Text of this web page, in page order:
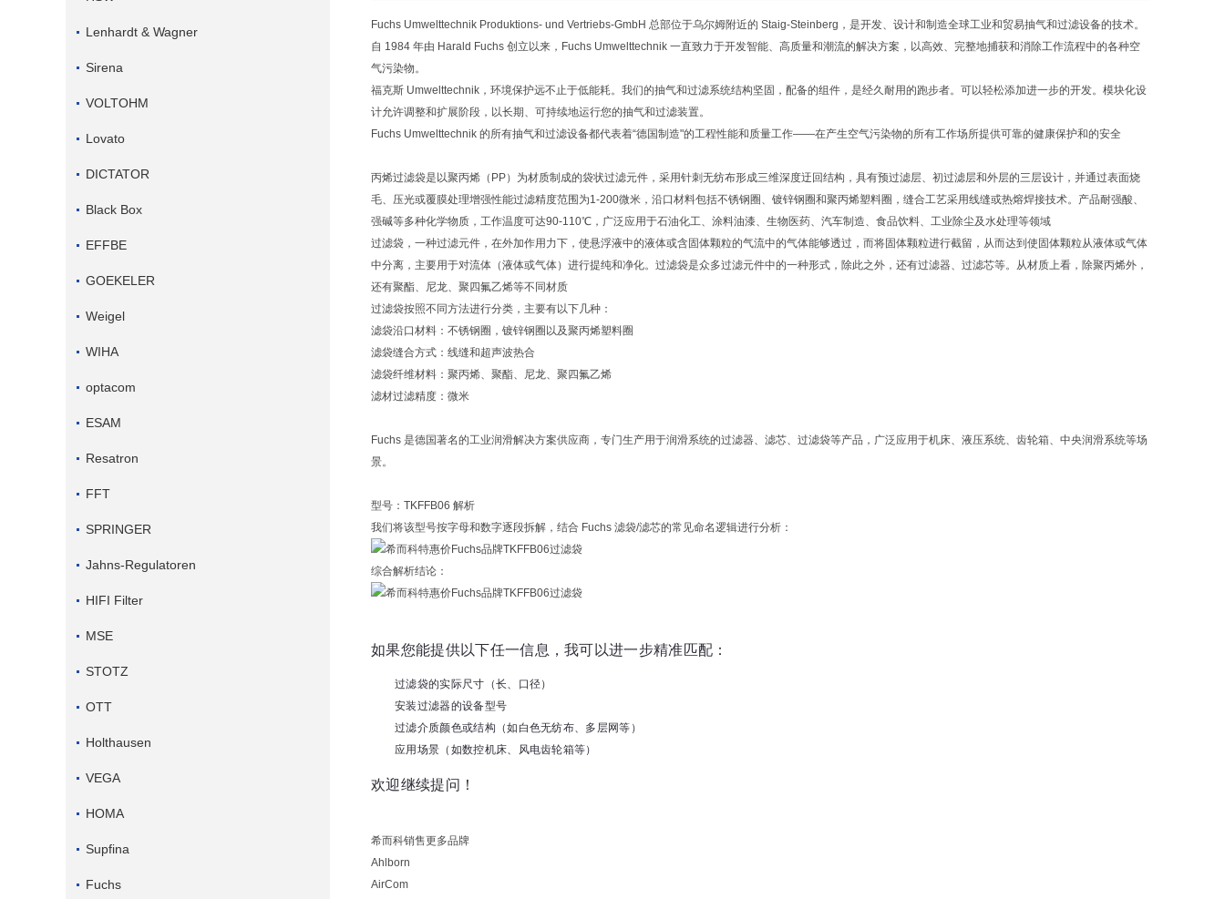
Lenhardt & Wagner
Sirena
VOLTOHM
Lovato
DICTATOR
Black Box
EFFBE
GOEKELER
Weigel
WIHA
optacom
ESAM
Resatron
FFT
SPRINGER
Jahns-Regulatoren
HIFI Filter
MSE
STOTZ
OTT
Holthausen
VEGA
HOMA
Supfina
Fuchs
Fuchs Umwelttechnik Produktions- und Vertriebs-GmbH 总部位于乌尔姆附近的 Staig-Steinberg，是开发、设计和制造全球工业和贸易抽气和过滤设备的技术。
自 1984 年由 Harald Fuchs 创立以来，Fuchs Umwelttechnik 一直致力于开发智能、高质量和潮流的解决方案，以高效、完整地捕获和消除工作流程中的各种空
气污染物。
福克斯 Umwelttechnik，环境保护远不止于低能耗。我们的抽气和过滤系统结构坚固，配备的组件，是经久耐用的跑步者。可以轻松添加进一步的开发。模块化设
计允许调整和扩展阶段，以长期、可持续地运行您的抽气和过滤装置。
Fuchs Umwelttechnik 的所有抽气和过滤设备都代表着“德国制造"的工程性能和质量工作——在产生空气污染物的所有工作场所提供可靠的健康保护和的安全
丙烯过滤袋是以聚丙烯（PP）为材质制成的袋状过滤元件，采用针刺无纺布形成三维深度迂回结构，具有预过滤层、初过滤层和外层的三层设计，并通过表面烧
毛、压光或覆膜处理增强性能过滤精度范围为1-200微米，沿口材料包括不锈钢圈、镀锌钢圈和聚丙烯塑料圈，缝合工艺采用线缝或热熔焊接技术。产品耐强酸、
强碱等多种化学物质，工作温度可达90-110℃，广泛应用于石油化工、涂料油漆、生物医药、汽车制造、食品饮料、工业除尘及水处理等领域
过滤袋，一种过滤元件，在外加作用力下，使悬浮液中的液体或含固体颗粒的气流中的气体能够透过，而将固体颗粒进行截留，从而达到使固体颗粒从液体或气体
中分离，主要用于对流体（液体或气体）进行提纯和净化。过滤袋是众多过滤元件中的一种形式，除此之外，还有过滤器、过滤芯等。从材质上看，除聚丙烯外，
还有聚酯、尼龙、聚四氟乙烯等不同材质
过滤袋按照不同方法进行分类，主要有以下几种：
滤袋沿口材料：不锈钢圈，镀锌钢圈以及聚丙烯塑料圈
滤袋缝合方式：线缝和超声波热合
滤袋纤维材料：聚丙烯、聚酯、尼龙、聚四氟乙烯
滤材过滤精度：微米
Fuchs 是德国著名的工业润滑解决方案供应商，专门生产用于润滑系统的过滤器、滤芯、过滤袋等产品，广泛应用于机床、液压系统、齿轮箱、中央润滑系统等场
景。
型号：TKFFB06 解析
我们将该型号按字母和数字逐段拆解，结合 Fuchs 滤袋/滤芯的常见命名逻辑进行分析：
综合解析结论：
如果您能提供以下任一信息，我可以进一步精准匹配：
过滤袋的实际尺寸（长、口径）
安装过滤器的设备型号
过滤介质颜色或结构（如白色无纺布、多层网等）
应用场景（如数控机床、风电齿轮箱等）
欢迎继续提问！
希而科销售更多品牌
Ahlborn
AirCom